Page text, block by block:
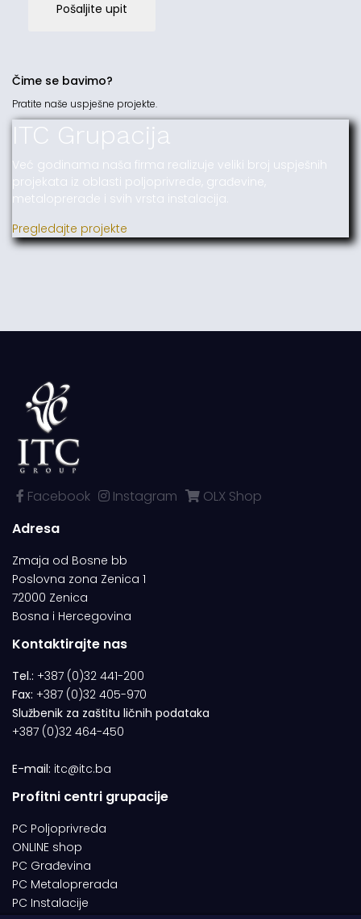
Pošaljite upit
Čime se bavimo?
Pratite naše uspješne projekte.
ITC Grupacija
Već godinama naša firma realizuje veliki broj uspješnih
projekata iz oblasti poljoprivrede, građevine,
metaloprerade i svih vrsta instalacija.
Pregledajte projekte
Facebook Instagram
OLX Shop
Adresa
Zmaja od Bosne bb
Poslovna zona Zenica 1
72000 Zenica
Bosna i Hercegovina
Kontaktirajte nas
Tel.: +387 (0)32 441-200
Fax: +387 (0)32 405-970
Službenik za zaštitu ličnih podataka
+387 (0)32 464-450
E-mail: itc@itc.ba
Profitni centri grupacije
PC Poljoprivreda
ONLINE shop
PC Građevina
PC Metaloprerada
PC Instalacije